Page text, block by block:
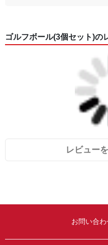
ゴルフボール(3個セット)の
レビュー
お問い合わ